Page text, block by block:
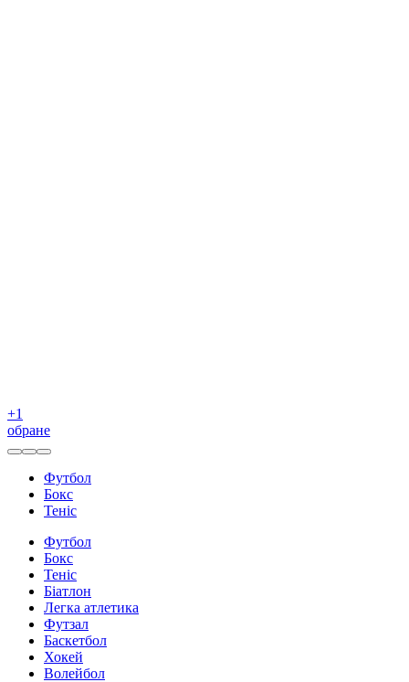
+1
обране
Футбол
Бокс
Теніс
Футбол
Бокс
Теніс
Біатлон
Легка атлетика
Футзал
Баскетбол
Хокей
Волейбол